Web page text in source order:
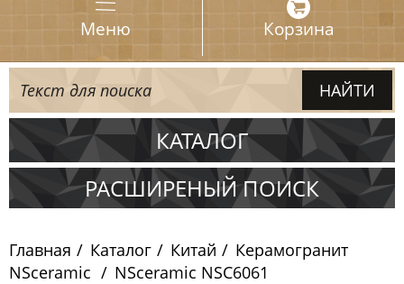
Меню Корзина
КАТАЛОГ
Испания
Китай
РАСШИРЕНЫЙ ПОИСК
Главная Каталог Китай
Керамогранит
NSceramic
NSceramic NSC6061